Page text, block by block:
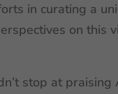
in curating a
on this
stop at praising